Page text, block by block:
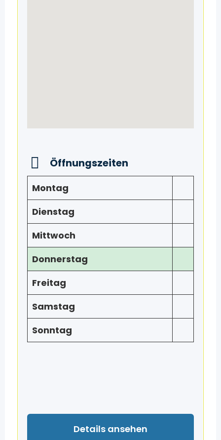
Öffnungszeiten
Montag
Dienstag
Mittwoch
Donnerstag
Freitag
Samstag
Sonntag
Details ansehen